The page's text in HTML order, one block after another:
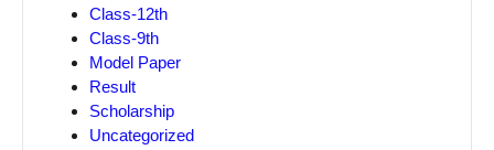
Class-12th
Class-9th
Model Paper
Result
Scholarship
Uncategorized